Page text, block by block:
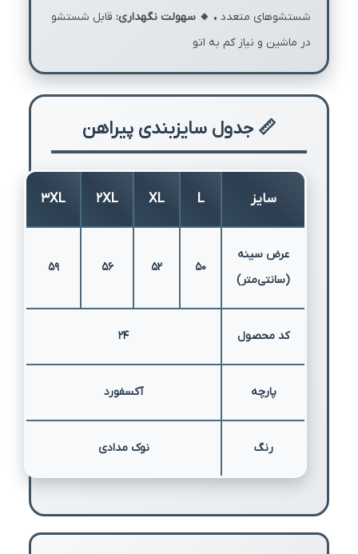
شستشوهای متعدد • 🔸 سهولت نگهداری: قابل شستشو
در ماشین و نیاز کم به اتو
📏 جدول سایزبندی پیراهن
سایز L
XL
2XL
3XL
عرض سینه
(سانتی‌متر)
50
52
56
59
کد محصول ۲۴
پارچه آکسفورد
رنگ نوک مدادی